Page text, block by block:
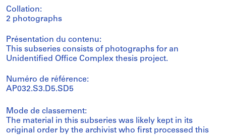
Collation:
2 photographs
Présentation du contenu:
This subseries consists of photographs for an
Unidentified Office Complex thesis project.
Numéro de référence:
AP032.S3.D5.SD5
Mode de classement:
The material in this subseries was likely kept in its
original order by the archivist who first processed this